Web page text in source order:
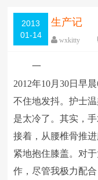
2013
01-14
生产记
wxkitty
一
2012年10月30日早
不住地发抖。护士
是太冷了。其实，手
接着，从腰椎骨推
紧地抱住膝盖。对
作，尽管我极力配